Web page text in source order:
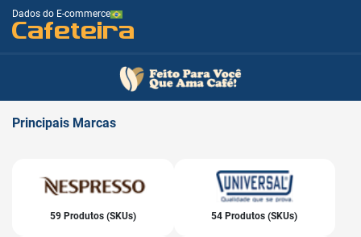
Dados do E-commerce
Cafeteira
Principais Marcas
59 Produtos (SKUs) 54 Produtos (SKUs)